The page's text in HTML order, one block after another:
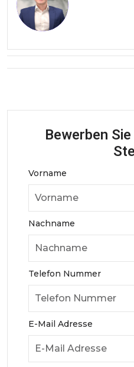
Bewerben
Vorname
Nachname
Telefon Nummer
E-Mail Adresse